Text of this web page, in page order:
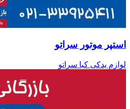
استپر موتور سراتو
لوازم یدکی کیا سراتو